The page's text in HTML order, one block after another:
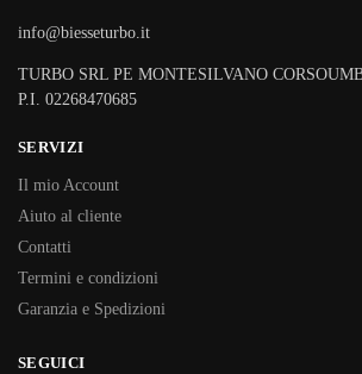
info@biesseturbo.it
TURBO SRL PE MONTESILVANO
P.I. 02268470685
SERVIZI
Il mio Account
Aiuto al cliente
Contatti
Termini e condizioni
Garanzia e Spedizioni
SEGUICI